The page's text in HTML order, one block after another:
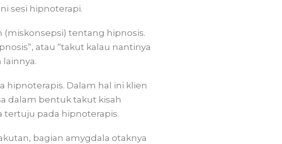
sesi hipnoterapi.
tentang hipnosis.
atau “takut kalau nantinya
hipnoterapis. Dalam hal ini klien
dalam bentuk takut kisah
tertuju pada hipnoterapis.
bagian amygdala otaknya